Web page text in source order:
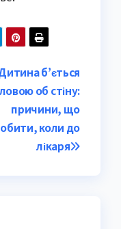
б’ється
об стіну:
причини, що
коли до
лікаря